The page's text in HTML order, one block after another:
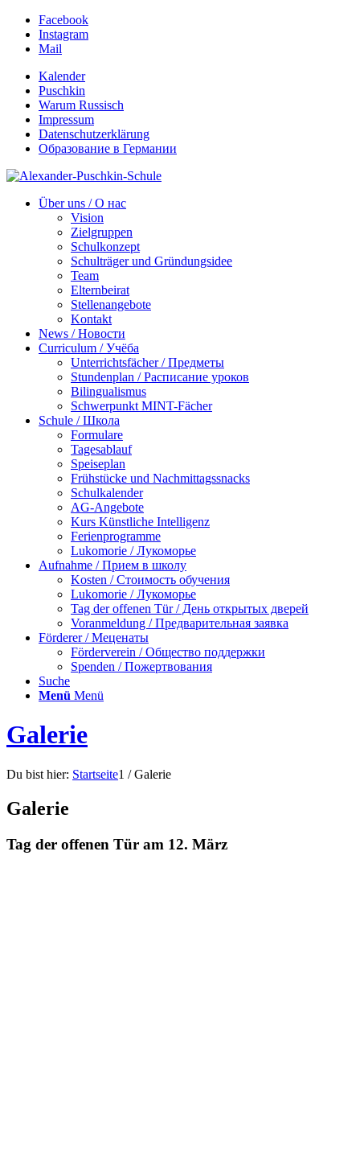
Facebook
Instagram
Mail
Kalender
Puschkin
Warum Russisch
Impressum
Datenschutzerklärung
Образование в Германии
Über uns / О нас
Vision
Zielgruppen
Schulkonzept
Schulträger und Gründungsidee
Team
Elternbeirat
Stellenangebote
Kontakt
News / Новости
Curriculum / Учёба
Unterrichtsfächer / Предметы
Stundenplan / Расписание уроков
Bilingualismus
Schwerpunkt MINT-Fächer
Schule / Школа
Formulare
Tagesablauf
Speiseplan
Frühstücke und Nachmittagssnacks
Schulkalender
AG-Angebote
Kurs Künstliche Intelligenz
Ferienprogramme
Lukomorie / Лукоморье
Aufnahme / Прием в школу
Kosten / Стоимость обучения
Lukomorie / Лукоморье
Tag der offenen Tür / День открытых дверей
Voranmeldung / Предварительная заявка
Förderer / Меценаты
Förderverein / Общество поддержки
Spenden / Пожертвования
Suche
Menü Menü
Galerie
Du bist hier: Startseite1 / Galerie
Galerie
Tag der offenen Tür am 12. März